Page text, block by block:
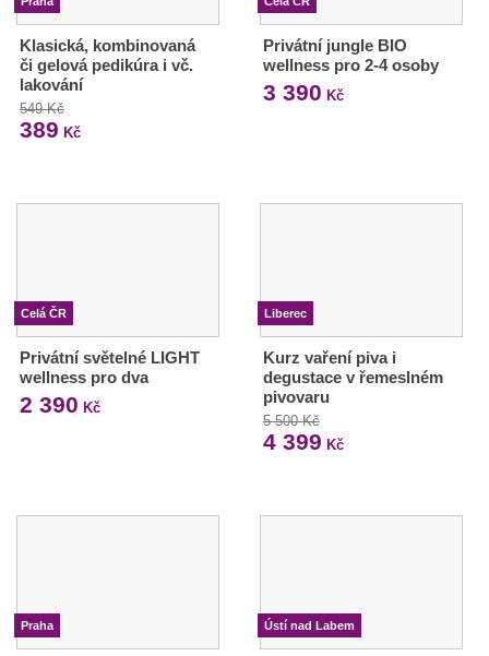
Klasická, kombinovaná
či gelová pedikúra i vč.
lakování
549 Kč
389 Kč
Privátní jungle BIO
wellness pro 2-4 osoby
3 390 Kč
Celá ČR
Privátní světelné LIGHT
wellness pro dva
2 390 Kč
Liberec
Kurz vaření piva i
degustace v řemeslném
pivovaru
5 500 Kč
4 399 Kč
Praha Ústí nad Labem